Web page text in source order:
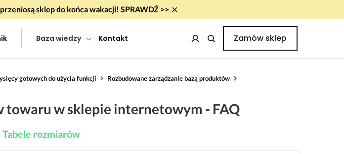
sklep do końca wakacji! SPRAWDŹ >> ×
Baza wiedzy Kontakt Zamów sklep
gotowych do użycia funkcji
Rozbudowane zarządzanie bazą produktów
towaru w sklepie internetowym - FAQ
Tabele rozmiarów